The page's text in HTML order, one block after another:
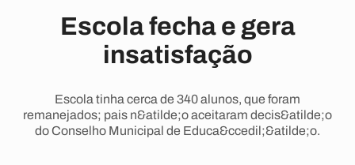
Escola fecha e gera
insatisfação
Escola tinha cerca de 340 alunos, que foram
remanejados; pais n&atilde;o aceitaram decis&atilde;o
do Conselho Municipal de Educa&ccedil;&atilde;o.